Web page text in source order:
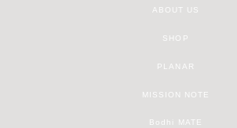
ABOUT US
SHOP
PLANAR
MISSION NOTE
Bodhi MATE